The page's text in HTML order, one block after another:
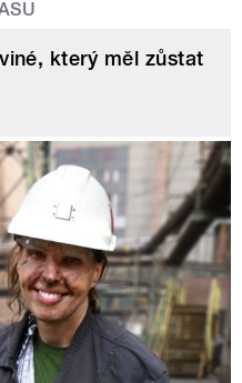
který měl zůstat